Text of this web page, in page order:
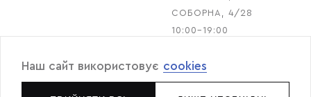
Наш сайт використовує cookies
СОБОРНА, 4/28
10:00–19:00